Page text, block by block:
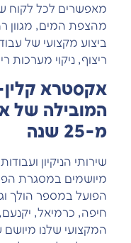
מאפשרים לכל לקוח
מהצפת המים, מגוון
ביצוע מקצועי של
ריצוף, ניקוי מערכות
אקסטרא
המובילה של
מ-25 שנה
שירותי הניקיון
מיושמים במסגרת
הפועל במספר הולך
חיפה, כרמיאל,
המקצועי שלנו מיושם